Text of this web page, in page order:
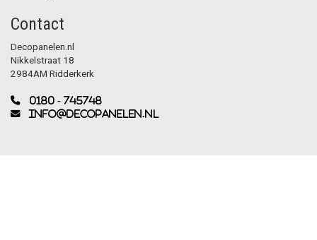
Contact
Decopanelen.nl
Nikkelstraat 18
2984AM Ridderkerk
0180 - 745748
info@decopanelen.nl